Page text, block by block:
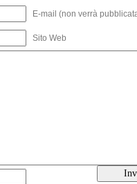
E-mail (non verrà
Sito Web